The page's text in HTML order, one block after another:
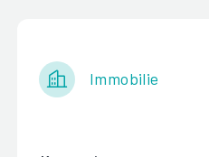
Immobilie